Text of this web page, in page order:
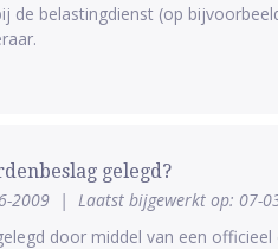
de belastingdienst (op
gelegd?
2009 | Laatst bijgewerkt op: 07-
door middel van een